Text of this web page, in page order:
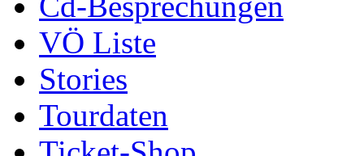
VÖ Liste
Stories
Tourdaten